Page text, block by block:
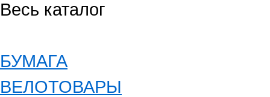
Весь каталог
БУМАГА
ВЕЛОТОВАРЫ